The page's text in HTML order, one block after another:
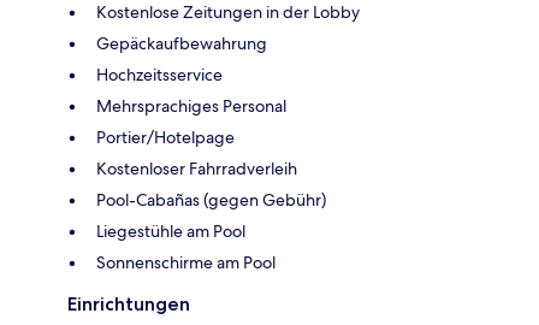
Kostenlose Zeitungen in der Lobby
Gepäckaufbewahrung
Hochzeitsservice
Mehrsprachiges Personal
Portier/Hotelpage
Kostenloser Fahrradverleih
Pool-Cabañas (gegen Gebühr)
Liegestühle am Pool
Sonnenschirme am Pool
Einrichtungen